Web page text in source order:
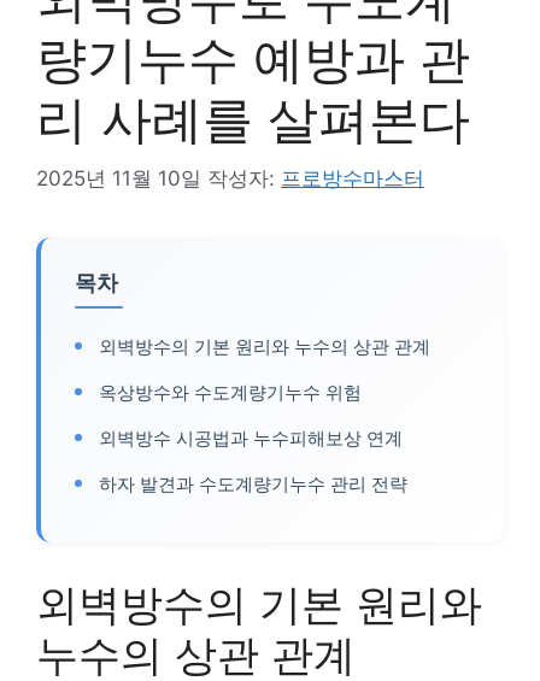
량기누수 예방과 관
리 사례를 살펴본다
2025년 11월 10일 작성자: 프로방수마스터
목차
외벽방수의 기본 원리와 누수의 상관 관계
옥상방수와 수도계량기누수 위험
외벽방수 시공법과 누수피해보상 연계
하자 발견과 수도계량기누수 관리 전략
외벽방수의 기본 원리와
누수의 상관 관계